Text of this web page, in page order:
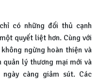
có những đối thủ cạnh
quyết liệt hơn. Cùng với
ngừng hoàn thiện và
quản lý thương mại mới và
càng giảm sút. Các